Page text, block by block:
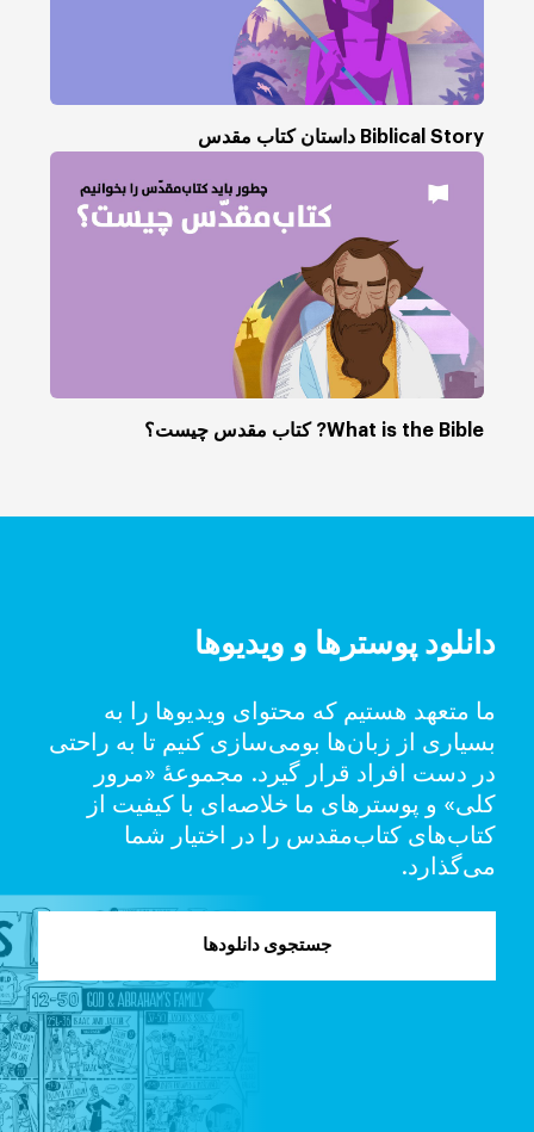
Biblical Story داستان کتاب مقدس
What is the Bible? کتاب مقدس چیست؟
دانلود پوسترها و ویدیوها
ما متعهد هستیم که محتوای ویدیوها را به
بسیاری از زبان‌ها بومی‌سازی کنیم تا به راحتی
در دست‌ افراد قرار گیرد. مجموعهٔ «مرور
کلی» و پوسترهای ما خلاصه‌ای با کیفیت از
کتا‌ب‌های کتاب‌مقدس را در اختیار شما
می‌گذارد.
جستجوی دانلودها